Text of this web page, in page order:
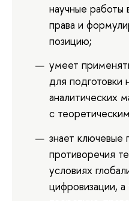
научные работы
права и
позицию;
умеет
для подготовки
аналитических
с
знает
противоречия
условиях
цифровизации,